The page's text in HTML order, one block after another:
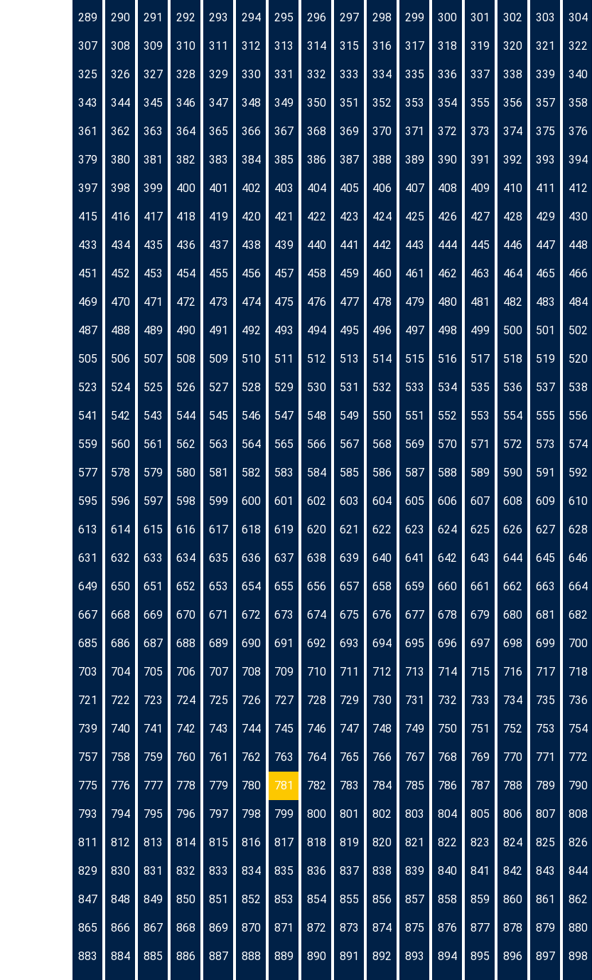
289 290 291 292 293 294 295 296 297 298 299 300 301 302 303 304
307 308 309 310 311 312 313 314 315 316 317 318 319 320 321 322
325 326 327 328 329 330 331 332 333 334 335 336 337 338 339 340
343 344 345 346 347 348 349 350 351 352 353 354 355 356 357 358
361 362 363 364 365 366 367 368 369 370 371 372 373 374 375 376
379 380 381 382 383 384 385 386 387 388 389 390 391 392 393 394
397 398 399 400 401 402 403 404 405 406 407 408 409 410 411 412
415 416 417 418 419 420 421 422 423 424 425 426 427 428 429 430
433 434 435 436 437 438 439 440 441 442 443 444 445 446 447 448
451 452 453 454 455 456 457 458 459 460 461 462 463 464 465 466
469 470 471 472 473 474 475 476 477 478 479 480 481 482 483 484
487 488 489 490 491 492 493 494 495 496 497 498 499 500 501 502
505 506 507 508 509 510 511 512 513 514 515 516 517 518 519 520
523 524 525 526 527 528 529 530 531 532 533 534 535 536 537 538
541 542 543 544 545 546 547 548 549 550 551 552 553 554 555 556
559 560 561 562 563 564 565 566 567 568 569 570 571 572 573 574
577 578 579 580 581 582 583 584 585 586 587 588 589 590 591 592
595 596 597 598 599 600 601 602 603 604 605 606 607 608 609 610
613 614 615 616 617 618 619 620 621 622 623 624 625 626 627 628
631 632 633 634 635 636 637 638 639 640 641 642 643 644 645 646
649 650 651 652 653 654 655 656 657 658 659 660 661 662 663 664
667 668 669 670 671 672 673 674 675 676 677 678 679 680 681 682
685 686 687 688 689 690 691 692 693 694 695 696 697 698 699 700
703 704 705 706 707 708 709 710 711 712 713 714 715 716 717 718
721 722 723 724 725 726 727 728 729 730 731 732 733 734 735 736
739 740 741 742 743 744 745 746 747 748 749 750 751 752 753 754
757 758 759 760 761 762 763 764 765 766 767 768 769 770 771 772
775 776 777 778 779 780 781 782 783 784 785 786 787 788 789 790
793 794 795 796 797 798 799 800 801 802 803 804 805 806 807 808
811 812 813 814 815 816 817 818 819 820 821 822 823 824 825 826
829 830 831 832 833 834 835 836 837 838 839 840 841 842 843 844
847 848 849 850 851 852 853 854 855 856 857 858 859 860 861 862
865 866 867 868 869 870 871 872 873 874 875 876 877 878 879 880
883 884 885 886 887 888 889 890 891 892 893 894 895 896 897 898